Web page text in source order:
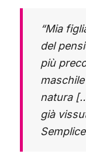
“Mia
del
più
natura
già